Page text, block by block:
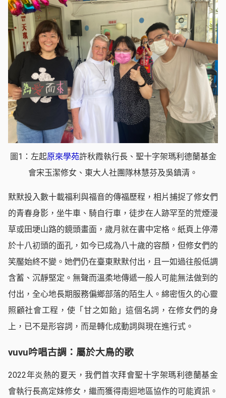
圖1：左起原來學苑許秋霞執行長、聖十字架瑪利德蘭基金
會宋玉潔修女、東大人社團隊林慧芬及吳鎮清。
默默投入數十載福利與福音的傳福歷程，相片捕捉了修女們
的青春身影，坐牛車、騎自行車，徒步在人跡罕至的荒煙漫
草或田埂山路的鏡頭畫面，歲月就在書中定格。紙頁上停滯
於十八初頭的面孔，如今已成為八十歲的容顏，但修女們的
笑靨始終不變。她們仍在臺東默默付出，且一如過往般低調
含蓄、沉靜堅定。無聲而溫柔地傳遞一般人可能無法做到的
付出，全心地長期服務偏鄉部落的陌生人。綿密恆久的心靈
照顧社會工程，使「甘之如飴」這個名詞，在修女們的身
上，已不是形容詞，而是轉化成動詞與現在進行式。
vuvu吟唱古調：屬於大鳥的歌
2022年炎熱的夏天，我們首次拜會聖十字架瑪利德蘭基金
會執行長高定妹修女，繼而獲得南迴地區協作的可能資訊。